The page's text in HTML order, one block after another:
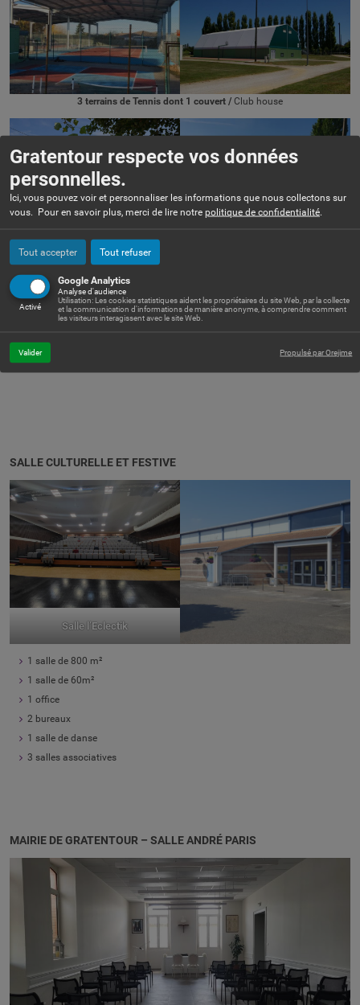
Gratentour respecte vos données
personnelles.
Ici, vous pouvez voir et personnaliser les informations que nous collectons sur
vous. Pour en savoir plus, merci de lire notre politique de confidentialité.
Tout accepter Tout refuser
Google Analytics
Activé
Analyse d'audience
Utilisation: Les cookies statistiques aident les propriétaires du site Web, par la collecte
et la communication d'informations de manière anonyme, à comprendre comment
les visiteurs interagissent avec le site Web.
Valider Propulsé par Orejime
3 terrains de Tennis dont 1 couvert / Club house
1 terrain de rugby / 1 terrain d’honneur de foot / 1 terrain d’entraînement /
SALLE CULTURELLE ET FESTIVE
Salle l’Eclectik
1 salle de 800 m²
1 salle de 60m²
1 office
2 bureaux
1 salle de danse
3 salles associatives
MAIRIE DE GRATENTOUR – SALLE ANDRÉ PARIS